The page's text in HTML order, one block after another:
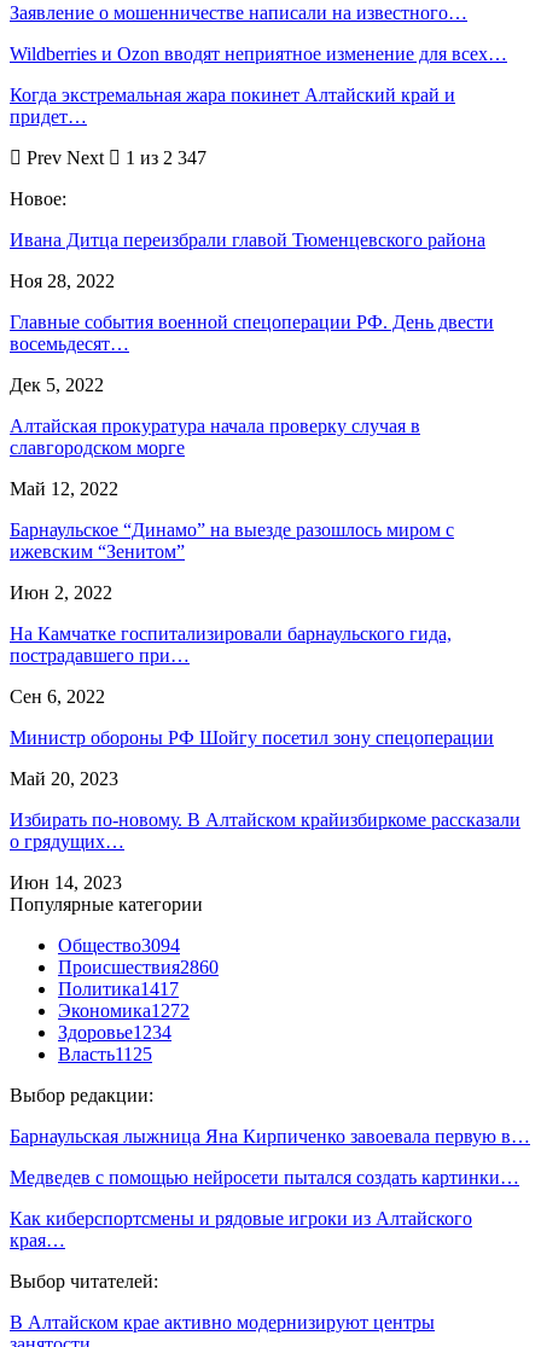
Заявление о мошенничестве написали на известного…
Wildberries и Ozon вводят неприятное изменение для всех…
Когда экстремальная жара покинет Алтайский край и
придет…
Prev Next
1 из 2 347
Новое:
Ивана Дитца переизбрали главой Тюменцевского района
Ноя 28, 2022
Главные события военной спецоперации РФ. День двести
восемьдесят…
Дек 5, 2022
Алтайская прокуратура начала проверку случая в
славгородском морге
Май 12, 2022
Барнаульское “Динамо” на выезде разошлось миром с
ижевским “Зенитом”
Июн 2, 2022
На Камчатке госпитализировали барнаульского гида,
пострадавшего при…
Сен 6, 2022
Министр обороны РФ Шойгу посетил зону спецоперации
Май 20, 2023
Избирать по-новому. В Алтайском крайизбиркоме рассказали
о грядущих…
Июн 14, 2023
Популярные категории
Общество3094
Происшествия2860
Политика1417
Экономика1272
Здоровье1234
Власть1125
Выбор редакции:
Барнаульская лыжница Яна Кирпиченко завоевала первую в…
Медведев с помощью нейросети пытался создать картинки…
Как киберспортсмены и рядовые игроки из Алтайского
края…
Выбор читателей:
В Алтайском крае активно модернизируют центры